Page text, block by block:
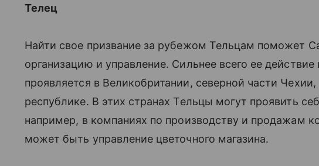
Телец
Найти свое призвание за рубежом Тельцам поможет
организацию и управление. Сильнее всего ее действие
проявляется в Великобритании, северной части
республике. В этих странах Тельцы могут проявить
например, в компаниях по производству и продажам
может быть управление цветочного магазина.